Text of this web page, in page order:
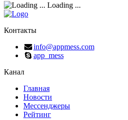
Loading ...
Контакты
info@appmess.com
app_mess
Канал
Главная
Новости
Мессенджеры
Рейтинг